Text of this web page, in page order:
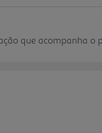
que acompanha o